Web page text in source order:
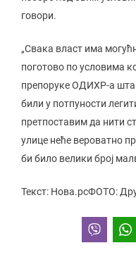
говори.
„Свака власт има
поготово по условима
препоруке ОДИХР-а шта
били у потпуности
претпоставим да нити
улице неће вероватно
би било велики број
Текст: Нова.рсФОТО: